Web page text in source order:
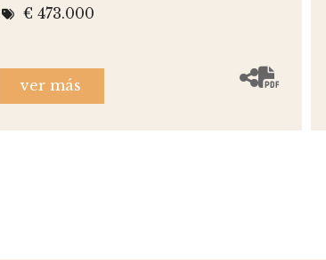
€ 473.000
ver más